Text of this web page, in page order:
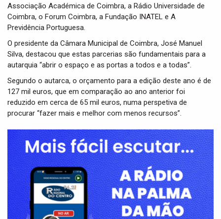
Associação Académica de Coimbra, a Rádio Universidade de
Coimbra, o Forum Coimbra, a Fundação INATEL e A
Previdência Portuguesa.
O presidente da Câmara Municipal de Coimbra, José Manuel
Silva, destacou que estas parcerias são fundamentais para a
autarquia “abrir o espaço e as portas a todos e a todas”.
Segundo o autarca, o orçamento para a edição deste ano é de
127 mil euros, que em comparação ao ano anterior foi
reduzido em cerca de 65 mil euros, numa perspetiva de
procurar “fazer mais e melhor com menos recursos”.